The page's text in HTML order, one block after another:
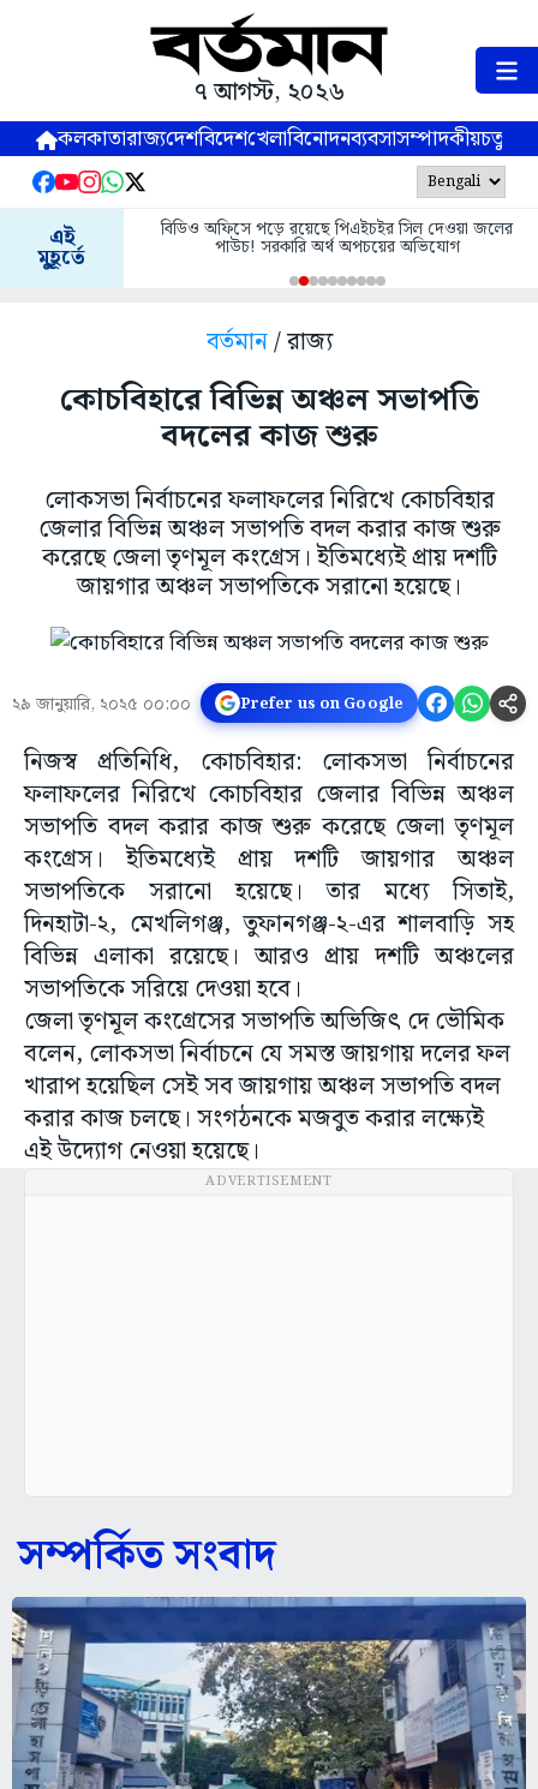
৭ আগস্ট, ২০২৬
কলকাতারাজ্যদেশবিদেশখেলাবিনোদনব্যবসাসম্পাদকীয়
এই
মুহূর্তে
বিডিও অফিসে পড়ে রয়েছে পিএইচইর সিল দেওয়া জলের
পাউচ! সরকারি অর্থ অপচয়ের অভিযোগ
বর্তমান/ রাজ্য
কোচবিহারে বিভিন্ন অঞ্চল সভাপতি
বদলের কাজ শুরু
লোকসভা নির্বাচনের ফলাফলের নিরিখে কোচবিহার
জেলার বিভিন্ন অঞ্চল সভাপতি বদল করার কাজ শুরু
করেছে জেলা তৃণমূল কংগ্রেস। ইতিমধ্যেই প্রায় দশটি
জায়গার অঞ্চল সভাপতিকে সরানো হয়েছে।
২৯ জানুয়ারি, ২০২৫ ০০:০০ Prefer us on Google
নিজস্ব প্রতিনিধি, কোচবিহার: লোকসভা নির্বাচনের
ফলাফলের নিরিখে কোচবিহার জেলার বিভিন্ন অঞ্চল
সভাপতি বদল করার কাজ শুরু করেছে জেলা তৃণমূল
কংগ্রেস। ইতিমধ্যেই প্রায় দশটি জায়গার অঞ্চল
সভাপতিকে সরানো হয়েছে। তার মধ্যে সিতাই,
দিনহাটা-২, মেখলিগঞ্জ, তুফানগঞ্জ-২-এর শালবাড়ি সহ
বিভিন্ন এলাকা রয়েছে। আরও প্রায় দশটি অঞ্চলের
সভাপতিকে সরিয়ে দেওয়া হবে।
জেলা তৃণমূল কংগ্রেসের সভাপতি অভিজিৎ দে ভৌমিক
বলেন, লোকসভা নির্বাচনে যে সমস্ত জায়গায় দলের ফল
খারাপ হয়েছিল সেই সব জায়গায় অঞ্চল সভাপতি বদল
করার কাজ চলছে। সংগঠনকে মজবুত করার লক্ষ্যেই
এই উদ্যোগ নেওয়া হয়েছে।
ADVERTISEMENT
সম্পর্কিত সংবাদ